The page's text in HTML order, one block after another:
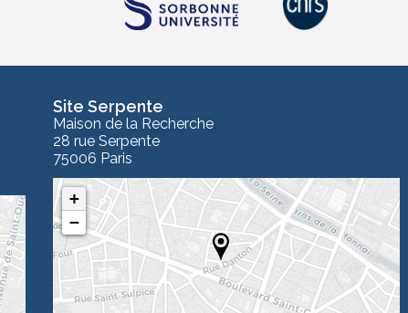
Site Serpente
Maison de la Recherche
28 rue Serpente
75006 Paris
+
−